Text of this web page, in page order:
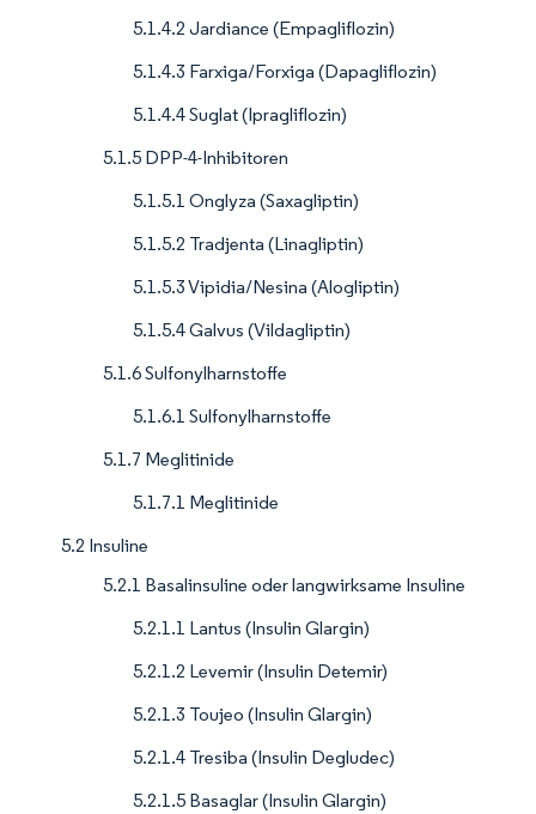
5.1.4.2 Jardiance (Empagliflozin)
5.1.4.3 Farxiga/Forxiga (Dapagliflozin)
5.1.4.4 Suglat (Ipragliflozin)
5.1.5 DPP-4-Inhibitoren
5.1.5.1 Onglyza (Saxagliptin)
5.1.5.2 Tradjenta (Linagliptin)
5.1.5.3 Vipidia/Nesina (Alogliptin)
5.1.5.4 Galvus (Vildagliptin)
5.1.6 Sulfonylharnstoffe
5.1.6.1 Sulfonylharnstoffe
5.1.7 Meglitinide
5.1.7.1 Meglitinide
5.2 Insuline
5.2.1 Basalinsuline oder langwirksame Insuline
5.2.1.1 Lantus (Insulin Glargin)
5.2.1.2 Levemir (Insulin Detemir)
5.2.1.3 Toujeo (Insulin Glargin)
5.2.1.4 Tresiba (Insulin Degludec)
5.2.1.5 Basaglar (Insulin Glargin)